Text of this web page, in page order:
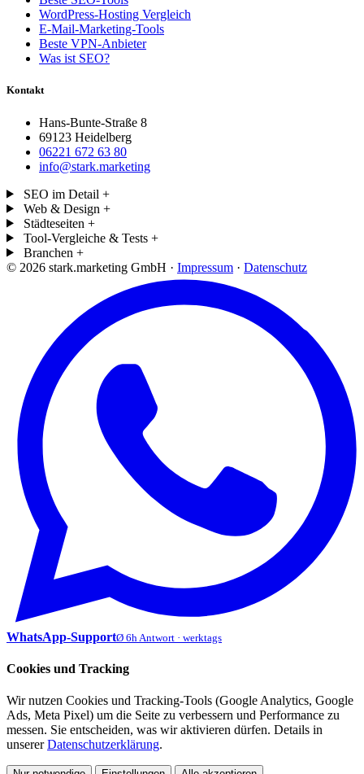
WordPress-Hosting Vergleich
E-Mail-Marketing-Tools
Beste VPN-Anbieter
Was ist SEO?
Kontakt
Hans-Bunte-Straße 8
69123 Heidelberg
06221 672 63 80
info@stark.marketing
SEO im Detail +
Web & Design +
Städteseiten +
Tool-Vergleiche & Tests +
Branchen +
© 2026 stark.marketing GmbH · Impressum · Datenschutz
WhatsApp-SupportØ 6h Antwort · werktags
Cookies und Tracking
Wir nutzen Cookies und Tracking-Tools (Google Analytics, Google
Ads, Meta Pixel) um die Seite zu verbessern und Performance zu
messen. Sie entscheiden, was wir aktivieren dürfen. Details in
unsererDatenschutzerklärung.